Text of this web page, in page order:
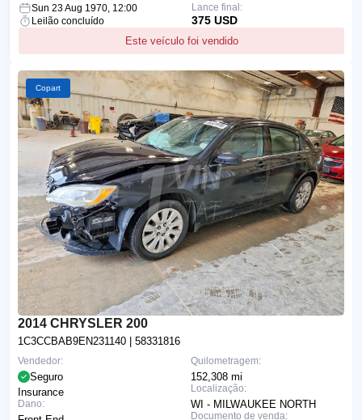
Sun 23 Aug 1970, 12:00
Leilão concluído
Este veículo foi vendido
Lance final:
375 USD
Copart
2014 CHRYSLER 200
1C3CCBAB9EN231140 | 58331816
Quilometragem:
152,308 mi
Localização:
WI - MILWAUKEE NORTH
Documento de venda:
Vendedor:
Seguro
Insurance
Dano: